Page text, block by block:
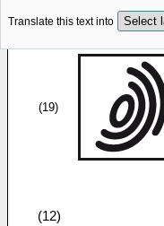
Translate this text into
(19)
(12)